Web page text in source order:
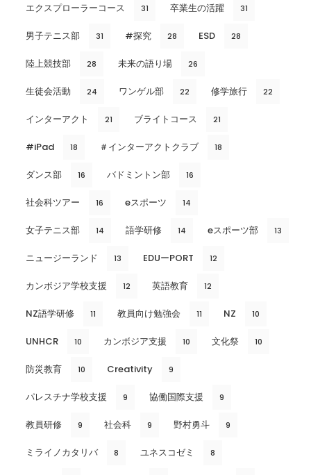
エクスプローラーコース 31 卒業生の活躍 31
男子テニス部 31 #探究 28 ESD 28
陸上競技部 28 未来の語り場 26
生徒会活動 24 ワンゲル部 22 修学旅行 22
インターアクト 21 ブライトコース 21
#iPad 18 ＃インターアクトクラブ 18
ダンス部 16 バドミントン部 16
社会科ツアー 16 eスポーツ 14
女子テニス部 14 語学研修 14 eスポーツ部 13
ニュージーランド 13 EDUーPORT 12
カンボジア学校支援 12 英語教育 12
NZ語学研修 11 教員向け勉強会 11 NZ 10
UNHCR 10 カンボジア支援 10 文化祭 10
防災教育 10 Creativity 9
パレスチナ学校支援 9 協働国際支援 9
教員研修 9 社会科 9 野村勇斗 9
ミライノカタリバ 8 ユネスコゼミ 8